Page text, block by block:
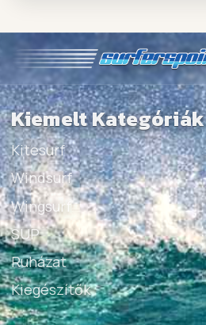
Kiemelt Kategóriák
Kitesurf
Windsurf
Wingsurf
SUP
Ruházat
Kiegészítők